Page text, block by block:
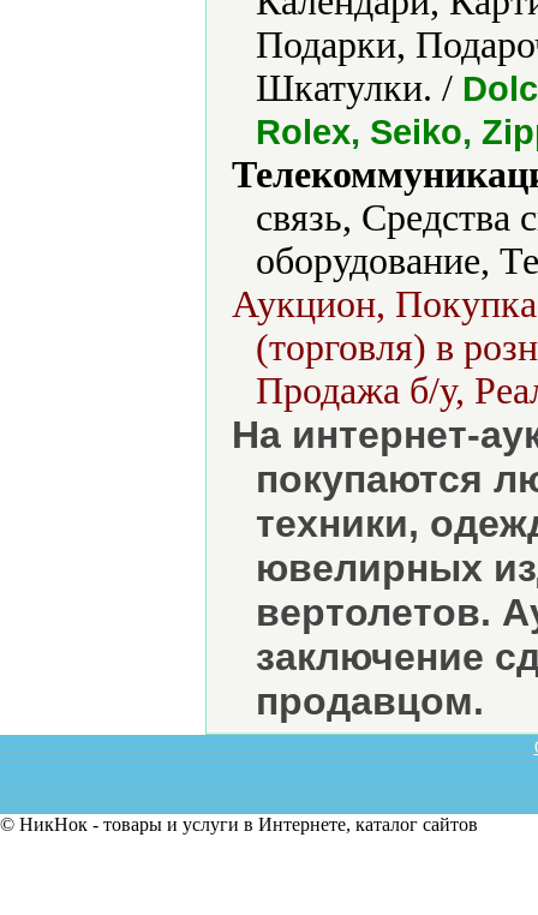
Подарки,
Шкатулки. /
Rolex, Seiko,
связь, Средства
оборудование,
Аукцион,
(торговля) в
Продажа б/у,
На интернет-
покупаются
техники,
ювелирных
вертолетов.
заключение
продавцом.
© НикНок - товары и услуги в Интернете, каталог сайтов